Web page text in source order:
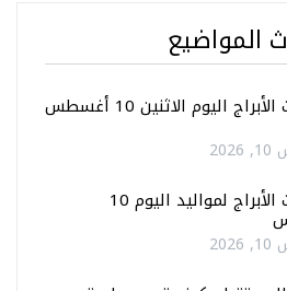
المواضيع
توقعـات الأبراج اليوم الاثنين 10 أغسطس
توقعـات الأبراج لمواليد اليوم 10